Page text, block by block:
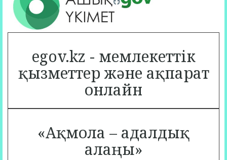
egov.kz - мемлекеттік
қызметтер және ақпарат
онлайн
«Ақмола – адалдық
алаңы»